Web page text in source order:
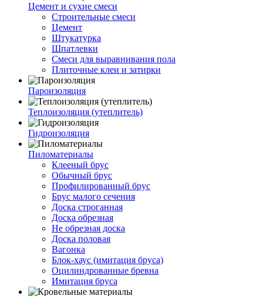
Цемент и сухие смеси
Строительные смеси
Цемент
Штукатурка
Шпатлевки
Смеси для выравнивания пола
Плиточные клеи и затирки
Пароизоляция
Теплоизоляция (утеплитель)
Гидроизоляция
Пиломатериалы
Клееный брус
Обычный брус
Профилированный брус
Брус малого сечения
Доска строганная
Доска обрезная
Не обрезная доска
Доска половая
Вагонка
Блок-хаус (имитация бруса)
Оцилиндрованные бревна
Имитация бруса